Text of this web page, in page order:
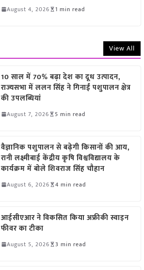
August 4, 2026 1 min read
View All
10 साल में 70% बढ़ा देश का दूध उत्पादन,
राज्यसभा में ललन सिंह ने गिनाईं पशुपालन क्षेत्र
की उपलब्धियां
August 7, 2026 5 min read
वैज्ञानिक पशुपालन से बढ़ेगी किसानों की आय,
रानी लक्ष्मीबाई केंद्रीय कृषि विश्वविद्यालय के
कार्यक्रम में बोले शिवराज सिंह चौहान
August 6, 2026 4 min read
आईसीएआर ने विकसित किया अफ्रीकी स्वाइन
फीवर का टीका
August 5, 2026 3 min read